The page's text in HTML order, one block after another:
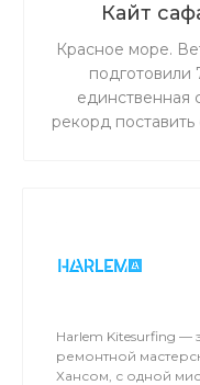
Кайт
Красное море.
подготовили
единственная
рекорд
фото каждого
Лови
Harlem Kitesurfing —
ремонтной
Хансом, с одной